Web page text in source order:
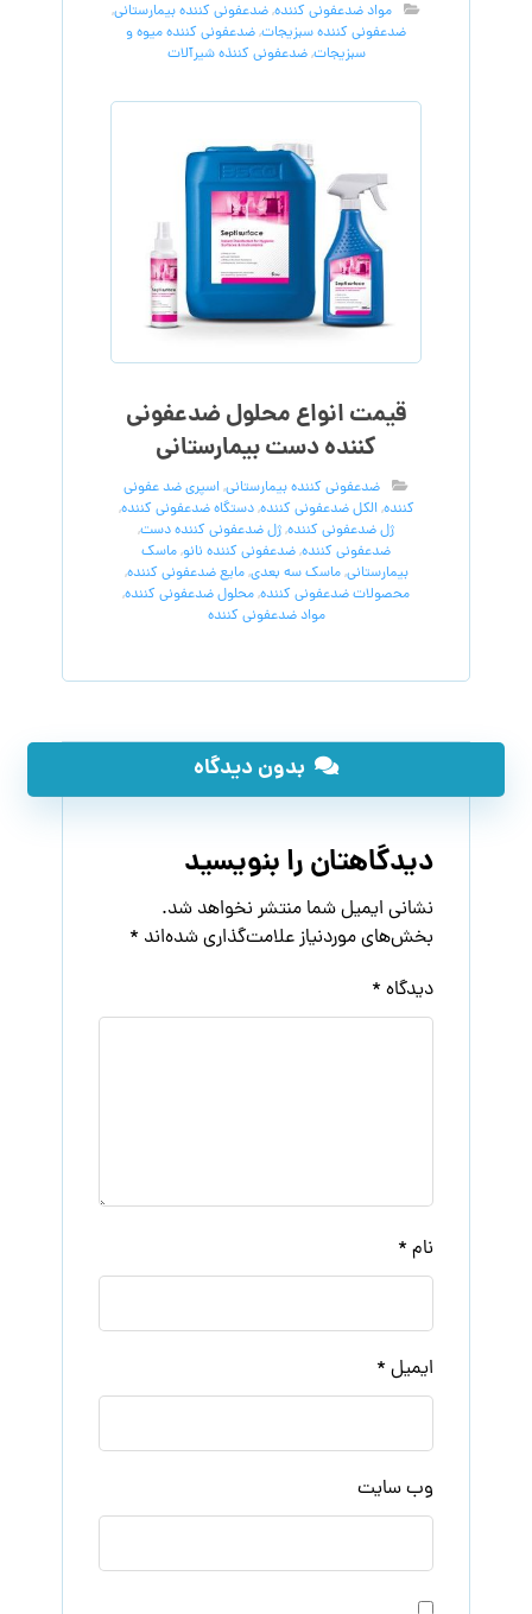
مواد ضدعفونی کننده,ضدعفونی کننده بیمارستانی,
ضدعفونی کننده سبزیجات,ضدعفونی کننده میوه و
سبزیجات,ضدعفونی کننذه شیرآلات
قیمت انواع محلول ضدعفونی
کننده دست بیمارستانی
ضدعفونی کننده بیمارستانی,اسپری ضد عفونی
کننده,الکل ضدعفونی کننده,دستگاه ضدعفونی کننده,
ژل ضدعفونی کننده,ژل ضدعفونی کننده دست,
ضدعفونی کننده,ضدعفونی کننده نانو,ماسک
بیمارستانی,ماسک سه بعدی,مایع ضدعفونی کننده,
محصولات ضدعفونی کننده,محلول ضدعفونی کننده,
مواد ضدعفونی کننده
بدون دیدگاه
دیدگاهتان را بنویسید
نشانی ایمیل شما منتشر نخواهد شد.
بخش‌های موردنیاز علامت‌گذاری شده‌اند *
دیدگاه *
نام *
ایمیل *
وب‌ سایت